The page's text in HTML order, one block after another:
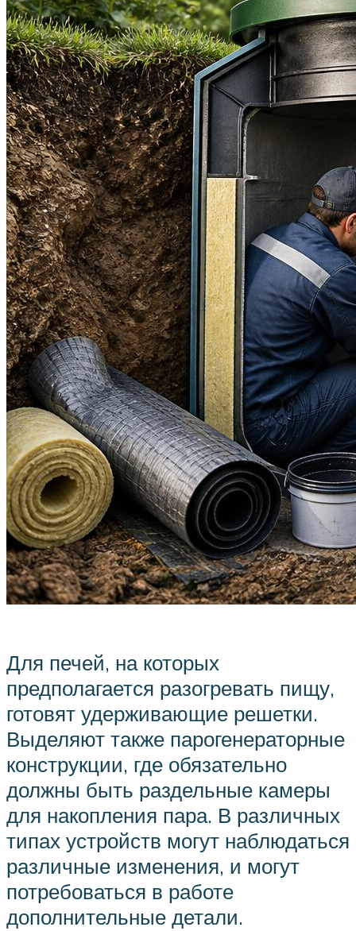
Для печей, на которых
предполагается разогревать пищу,
готовят удерживающие решетки.
Выделяют также парогенераторные
конструкции, где обязательно
должны быть раздельные камеры
для накопления пара. В различных
типах устройств могут наблюдаться
различные изменения, и могут
потребоваться в работе
дополнительные детали.